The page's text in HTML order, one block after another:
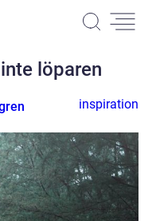
löparen
inspiration